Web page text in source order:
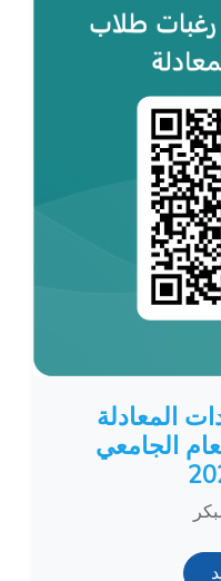
المعادلة
الجامعي